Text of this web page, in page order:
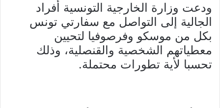
ودعت وزارة الخارجية التونسية أفراد
الجالية إلى التواصل مع سفارتي تونس
بكل من موسكو وفرصوفيا لتحيين
معطياتهم الشخصية والقنصلية، وذلك
تحسبا لأية تطورات محتملة.